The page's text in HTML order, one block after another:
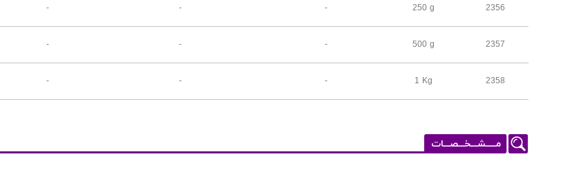
2356
250 g
-
-
-
2357
500 g
-
-
-
2358
1 Kg
-
-
-
مـــــشـــخـــصـــات